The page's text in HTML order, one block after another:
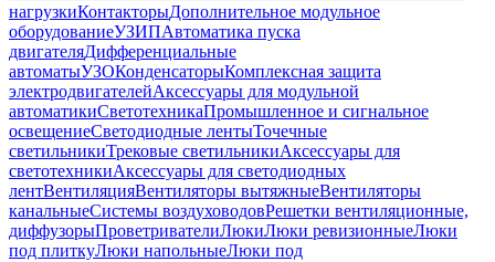
нагрузкиКонтакторыДополнительное модульное
оборудованиеУЗИПАвтоматика пуска
двигателяДифференциальные
автоматыУЗОКонденсаторыКомплексная защита
электродвигателейАксессуары для модульной
автоматикиСветотехникаПромышленное и сигнальное
освещениеСветодиодные лентыТочечные
светильникиТрековые светильникиАксессуары для
светотехникиАксессуары для светодиодных
лентВентиляцияВентиляторы вытяжныеВентиляторы
канальныеСистемы воздуховодовРешетки вентиляционные,
диффузорыПроветривателиЛюкиЛюки ревизионныеЛюки
под плиткуЛюки напольныеЛюки под